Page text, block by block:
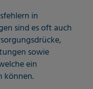
in
sind es oft auch
sowie
ein
können.